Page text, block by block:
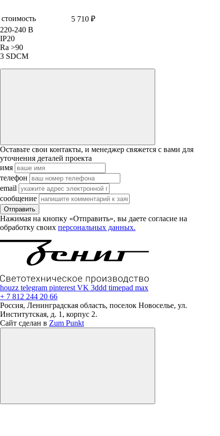
стоимость
5 710 ₽
220-240 В
IP20
Ra >90
3 SDCM
Оставьте свои контакты, и менеджер свяжется с вами для
уточнения деталей проекта
имя
телефон
email
сообщение
Отправить
Нажимая на кнопку «Отправить», вы даете согласие на
обработку своих персональных данных.
houzz telegram pinterestVK 3ddd timepad max
+ 7 812 244 20 66
Россия, Ленинградская область, поселок Новоселье, ул.
Институтская, д. 1, корпус 2.
Сайт сделан в Zum Punkt